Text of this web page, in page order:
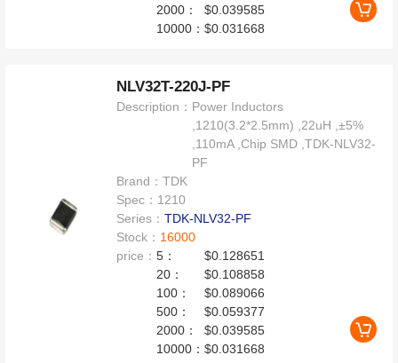
2000：
$0.039585
10000：$0.031668
NLV32T-220J-PF
Description： Power Inductors
,1210(3.2*2.5mm) ,22uH ,±5%
,110mA ,Chip SMD ,TDK-NLV32-
PF
Brand：TDK
Spec： 1210
Series：TDK-NLV32-PF
Stock： 16000
price：5：
$0.128651
20：
$0.108858
100：
$0.089066
500：
$0.059377
2000：
$0.039585
10000：$0.031668